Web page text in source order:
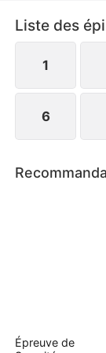
qu’elle est
Liste des
1
6
Épreuve de